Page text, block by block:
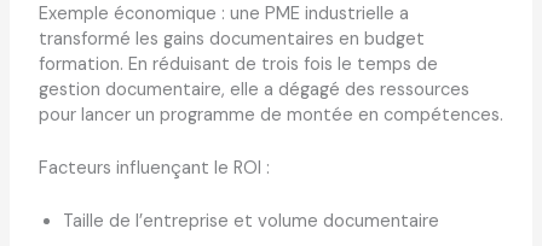
Exemple économique : une PME industrielle a
transformé les gains documentaires en budget
formation. En réduisant de trois fois le temps de
gestion documentaire, elle a dégagé des ressources
pour lancer un programme de montée en compétences.
Facteurs influençant le ROI :
Taille de l’entreprise et volume documentaire